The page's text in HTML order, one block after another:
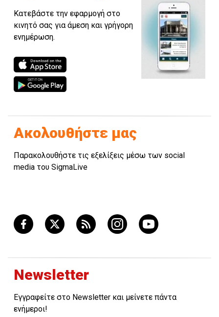
Κατεβάστε την εφαρμογή στο
κινητό σας για άμεση και γρήγορη
ενημέρωση.
Ακολουθήστε μας
Παρακολουθήστε τις εξελίξεις μέσω των social
media του SigmaLive
Newsletter
Εγγραφείτε στο Newsletter και μείνετε πάντα
ενήμεροι!